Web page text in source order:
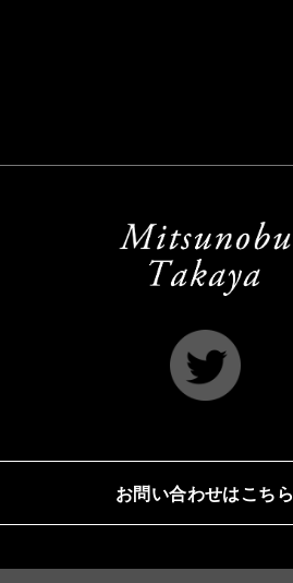
お問い合わせはこちら